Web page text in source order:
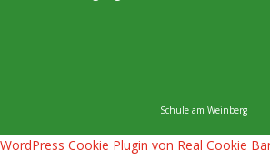
Schule am Weinberg
WordPress Cookie Plugin von Real Cookie